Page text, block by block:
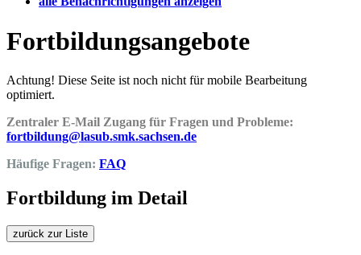
Fortbildungsangebote
Achtung! Diese Seite ist noch nicht für mobile Bearbeitung
optimiert.
Zentraler E-Mail Zugang für Fragen und Probleme:
fortbildung@lasub.smk.sachsen.de
Häufige Fragen: FAQ
Fortbildung im Detail
zurück zur Liste